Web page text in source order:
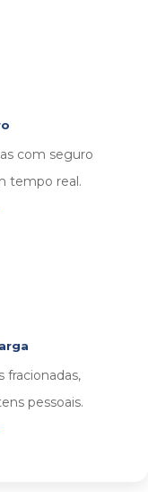
com seguro
tempo real.
fracionadas,
pessoais.